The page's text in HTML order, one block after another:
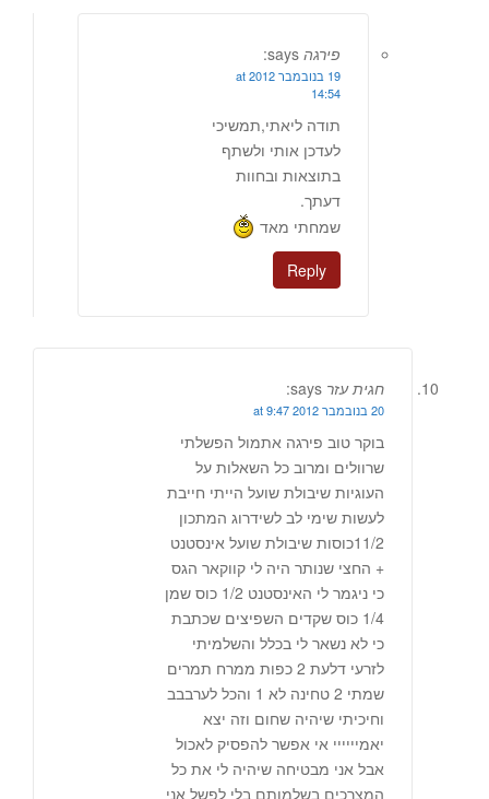
פירגה says:
19 בנובמבר 2012 at
14:54
תודה ליאתי,תמשיכי
לעדכן אותי ולשתף
בתוצאות ובחוות
דעתך.
שמחתי מאד
Reply
חגית עזר says:
20 בנובמבר 2012 at 9:47
בוקר טוב פירגה אתמול הפשלתי
שרוולים ומרוב כל השאלות על
העוגיות שיבולת שועל הייתי חייבת
לעשות שימי לב לשידרוג המתכון
11/2כוסות שיבולת שועל אינסטנט
+ החצי שנותר היה לי קווקאר הגס
כי ניגמר לי האינסטנט 1/2 כוס שמן
1/4 כוס שקדים השפיצים שכתבת
כי לא נשאר לי בכלל והשלמיתי
לזרעי דלעת 2 כפות ממרח תמרים
שמתי 2 טחינה לא 1 והכל לערבבב
וחיכיתי שיהיה שחום וזה יצא
יאמיייייי אי אפשר להפסיק לאכול
אבל אני מבטיחה שיהיה לי את כל
המצרכים בשלמותם בלי לפשל אני